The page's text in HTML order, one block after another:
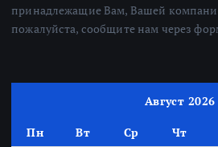
принадлежащие Вам, Вашей
пожалуйста, сообщите нам через
Август 2026
Пн Вт Ср Чт